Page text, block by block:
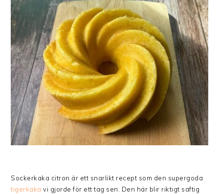
Sockerkaka citron är ett snarlikt recept som den supergoda
tigerkaka vi gjorde för ett tag sen. Den här blir riktigt saftig